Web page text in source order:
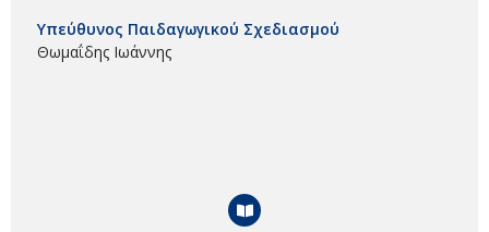
Υπεύθυνος Παιδαγωγικού Σχεδιασμού
Θωμαΐδης Ιωάννης